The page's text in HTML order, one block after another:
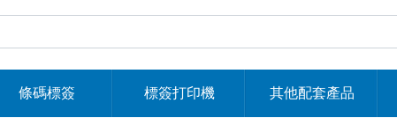
條碼標簽 標簽打印機 其他配套產品